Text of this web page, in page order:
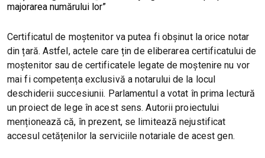
Certificatul de moștenitor va putea fi obșinut la orice notar
din țară. Astfel, actele care țin de eliberarea certificatului de
moștenitor sau de certificatele legate de moștenire nu vor
mai fi competența exclusivă a notarului de la locul
deschiderii succesiunii. Parlamentul a votat în prima lectură
un proiect de lege în acest sens. Autorii proiectului
menționează că, în prezent, se limitează nejustificat
accesul cetățenilor la serviciile notariale de acest gen.